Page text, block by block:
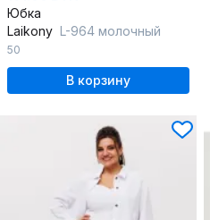
Юбка
Laikony L-964 молочный
50
В корзину